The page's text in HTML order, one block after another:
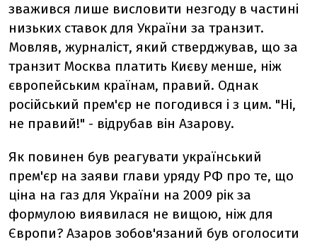
зважився лише висловити незгоду в частині
низьких ставок для України за транзит.
Мовляв, журналіст, який стверджував, що за
транзит Москва платить Києву менше, ніж
європейським країнам, правий. Однак
російський прем'єр не погодився і з цим. "Ні,
не правий!" - відрубав він Азарову.
Як повинен був реагувати український
прем'єр на заяви глави уряду РФ про те, що
ціна на газ для України на 2009 рік за
формулою виявилася не вищою, ніж для
Європи? Азаров зобов'язаний був оголосити